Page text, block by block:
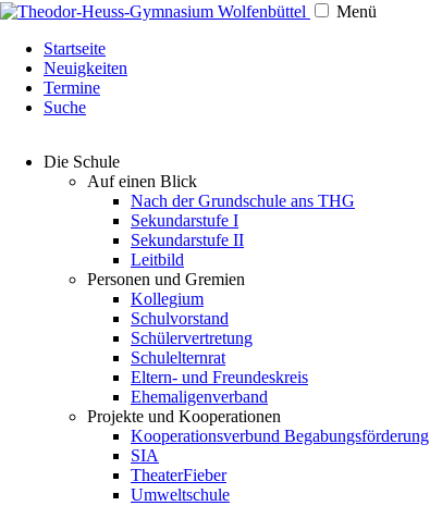
Menü
überspringen
Startseite
Neuigkeiten
Termine
Suche
überspringen
Die Schule
Auf einen Blick
Nach der Grundschule ans THG
Sekundarstufe I
Sekundarstufe II
Leitbild
Personen und Gremien
Kollegium
Schulvorstand
Schülervertretung
Schulelternrat
Eltern- und Freundeskreis
Ehemaligenverband
Projekte und Kooperationen
Kooperationsverbund Begabungsförderung
SIA
TheaterFieber
Umweltschule